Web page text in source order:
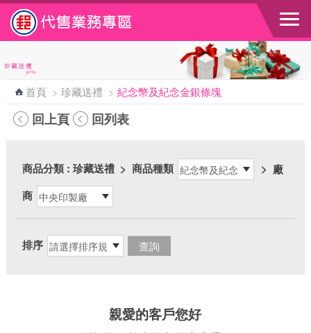
跳到主要內容區塊
首頁 > 珍藏送禮 > 紀念幣及紀念金銀條塊
回上頁 回列表
商品分類: 珍藏送禮 > 商品種類 > 廠
商
排序
親愛的客戶您好